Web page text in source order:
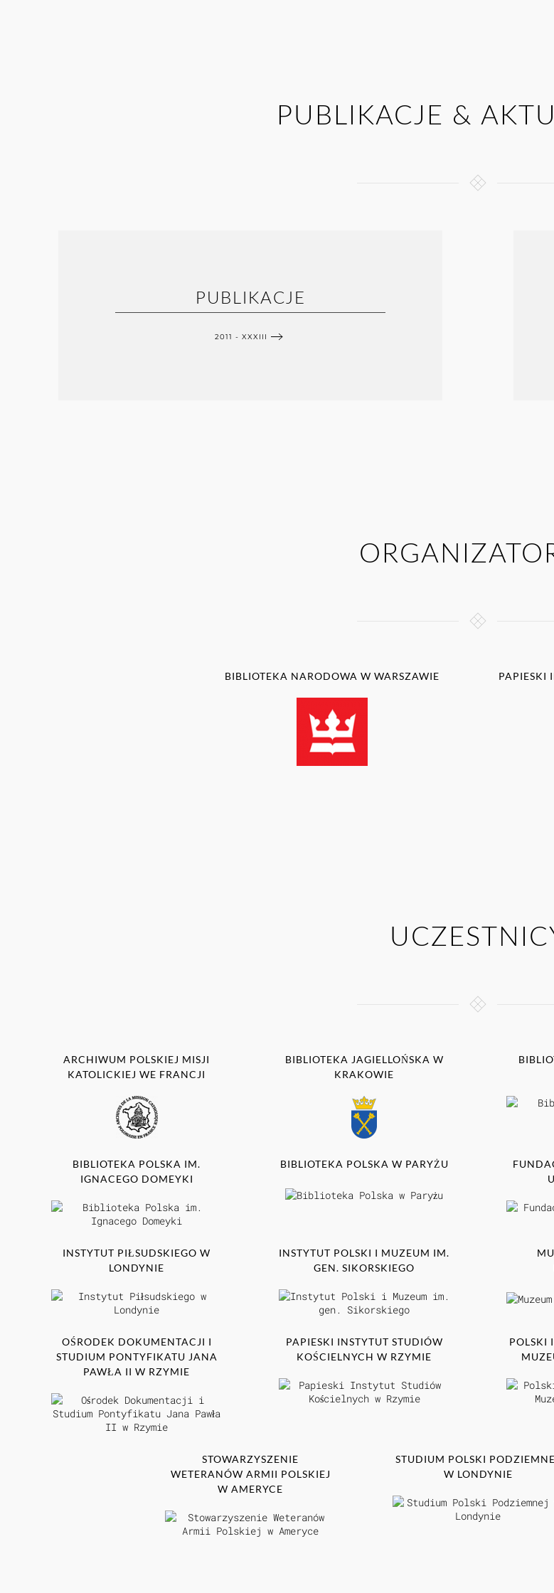
PUBLIKACJE &
PUBLIKACJE
2011 - XXXIII
BIBLIOTEKA NARODOWA W WARSZAWIE
PAPIESKI
ARCHIWUM POLSKIEJ MISJI
KATOLICKIEJ WE FRANCJI
BIBLIOTEKA JAGIELLOŃSKA W
KRAKOWIE
BIBLIOTEKA POLSKA IM.
IGNACEGO DOMEYKI
BIBLIOTEKA POLSKA W PARYŻU
INSTYTUT PIŁSUDSKIEGO W
LONDYNIE
INSTYTUT POLSKI I MUZEUM IM.
GEN. SIKORSKIEGO
OŚRODEK DOKUMENTACJI I
STUDIUM PONTYFIKATU JANA
PAWŁA II W RZYMIE
PAPIESKI INSTYTUT STUDIÓW
KOŚCIELNYCH W RZYMIE
POLSKI
STOWARZYSZENIE
WETERANÓW ARMII POLSKIEJ
W AMERYCE
STUDIUM POLSKI
W LONDYNIE